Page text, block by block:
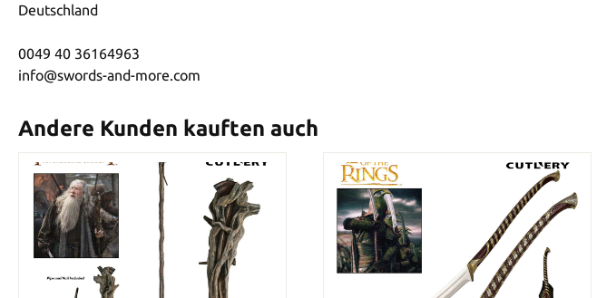
Deutschland
0049 40 36164963
info@swords-and-more.com
Andere Kunden kauften auch